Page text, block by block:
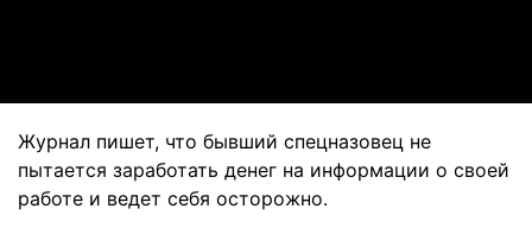
Журнал пишет, что бывший спецназовец не
пытается заработать денег на информации о своей
работе и ведет себя осторожно.